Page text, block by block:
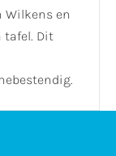
Wilkens en
tafel. Dit